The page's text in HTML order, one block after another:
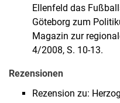
Ellenfeld das
Göteborg zum
Magazin zur
4/2008, S. 10-13.
Rezensionen
Rezension zu: